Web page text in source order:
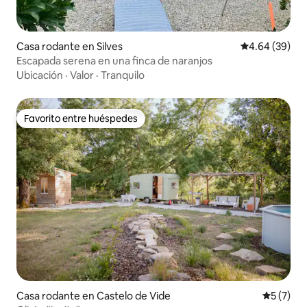
Casa rodante en Silves Calificación
4.64 (39)
Escapada serena en una finca de naranjos
Ubicación · Valor · Tranquilo
Favorito entre huéspedes
Favorito entre huéspedes
Casa rodante en Castelo de Vide
5 (7)